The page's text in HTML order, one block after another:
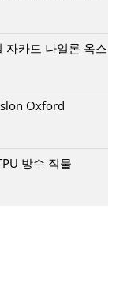
자카드 나일론 옥스
Oxford
방수 직물